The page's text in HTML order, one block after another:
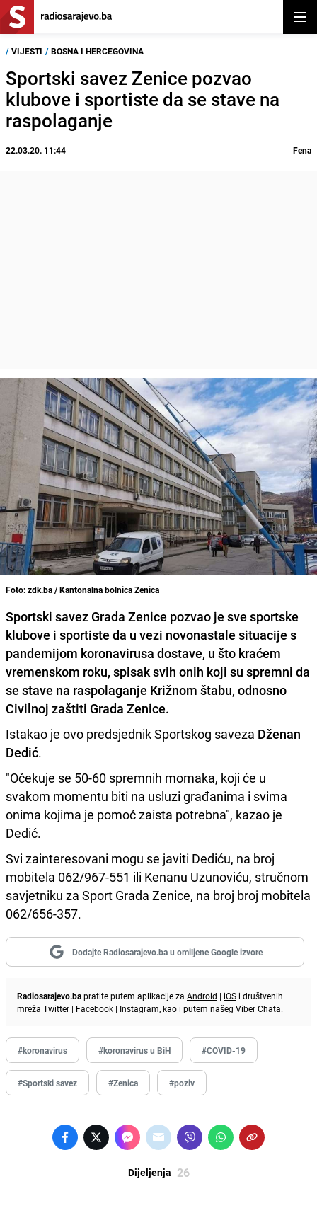
/ VIJESTI / BOSNA I HERCEGOVINA
Sportski savez Zenice pozvao
klubove i sportiste da se stave na
raspolaganje
22.03.20. 11:44 Fena
Foto: zdk.ba / Kantonalna bolnica Zenica
Sportski savez Grada Zenice pozvao je sve sportske
klubove i sportiste da u vezi novonastale situacije s
pandemijom koronavirusa dostave, u što kraćem
vremenskom roku, spisak svih onih koji su spremni da
se stave na raspolaganje Križnom štabu, odnosno
Civilnoj zaštiti Grada Zenice.
Istakao je ovo predsjednik Sportskog saveza Dženan
Dedić.
"Očekuje se 50-60 spremnih momaka, koji će u
svakom momentu biti na usluzi građanima i svima
onima kojima je pomoć zaista potrebna", kazao je
Dedić.
Svi zainteresovani mogu se javiti Dediću, na broj
mobitela 062/967-551 ili Kenanu Uzunoviću, stručnom
savjetniku za Sport Grada Zenice, na broj broj mobitela
062/656-357.
Dodajte Radiosarajevo.ba u omiljene Google izvore
Radiosarajevo.bapratite putem aplikacije za Android | iOS i društvenih
mreža Twitter | Facebook | Instagram, kao i putem našeg ViberChata.
#koronavirus #koronavirus u BiH #COVID-19
#Sportski savez #Zenica #poziv
Dijeljenja 26